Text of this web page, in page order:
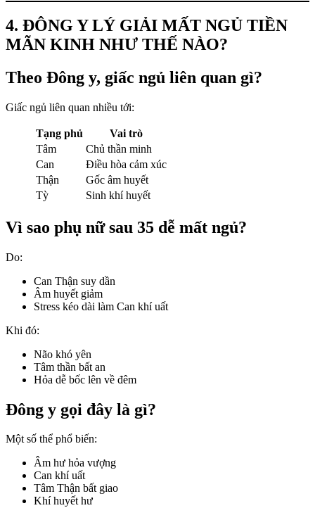
4. ĐÔNG Y LÝ GIẢI MẤT NGỦ TIỀN
MÃN KINH NHƯ THẾ NÀO?
Theo Đông y, giấc ngủ liên quan gì?
Giấc ngủ liên quan nhiều tới:
Tạng phủ
Vai trò
Tâm
Chủ thần minh
Can
Điều hòa cảm xúc
Thận
Gốc âm huyết
Tỳ
Sinh khí huyết
Vì sao phụ nữ sau 35 dễ mất ngủ?
Do:
Can Thận suy dần
Âm huyết giảm
Stress kéo dài làm Can khí uất
Khi đó:
Não khó yên
Tâm thần bất an
Hỏa dễ bốc lên về đêm
Đông y gọi đây là gì?
Một số thể phổ biến:
Âm hư hỏa vượng
Can khí uất
Tâm Thận bất giao
Khí huyết hư